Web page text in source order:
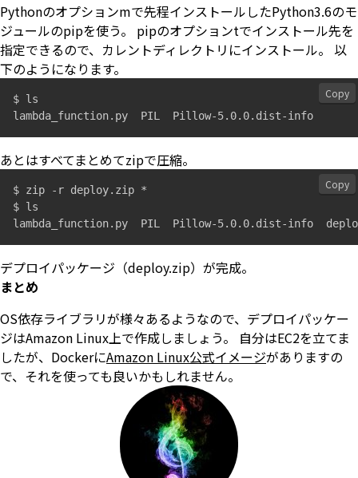
Pythonのオプションmで先程インストールしたPython3.6のモ
ジュールのpipを使う。 pipのオプションtでインストール先を
指定できるので、カレントディレクトリにインストール。 以
下のようになります。
$ ls
Copy
あとはすべてまとめてzipで圧縮。
$ zip -r deploy.zip *
$ ls
Copy
デプロイパッケージ（deploy.zip）が完成。
まとめ
OS依存ライブラリが様々あるようなので、デプロイパッケー
ジはAmazon Linux上で作成しましょう。 自分はEC2を立てま
したが、DockerにAmazon Linux公式イメージがありますの
で、それを使っても良いかもしれません。